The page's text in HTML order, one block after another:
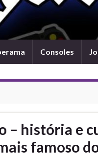
Consoles
– história e
famoso